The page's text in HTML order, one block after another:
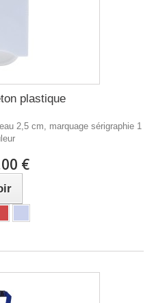
plastique
2,5 cm, marquage sérigraphie 1
€